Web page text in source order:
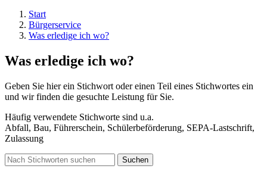
Start
Bürgerservice
Was erledige ich wo?
Was erledige ich wo?
Geben Sie hier ein Stichwort oder einen Teil eines Stichwortes ein
und wir finden die gesuchte Leistung für Sie.
Häufig verwendete Stichworte sind u.a.
Abfall, Bau, Führerschein, Schülerbeförderung, SEPA-Lastschrift,
Zulassung
Suchen